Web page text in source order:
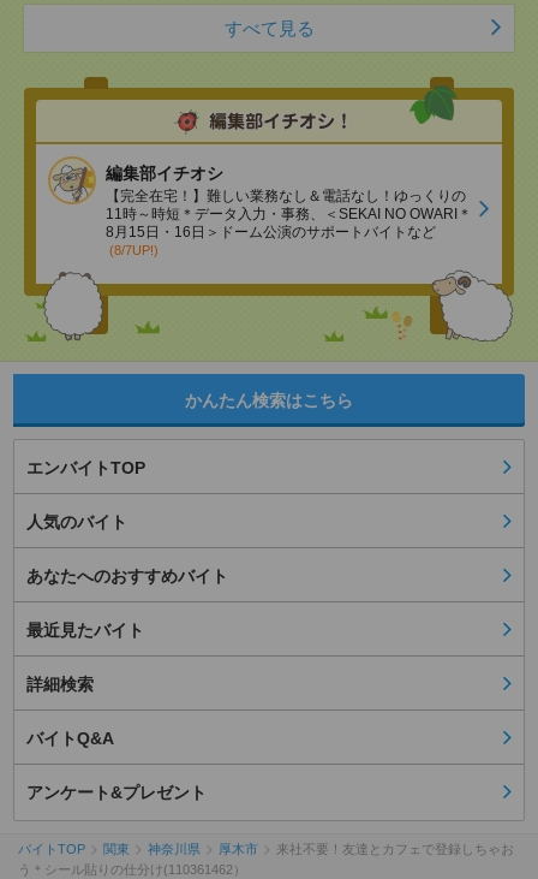
すべて見る
編集部イチオシ
【完全在宅！】難しい業務なし＆電話なし！ゆっくりの
11時～時短＊データ入力・事務、＜SEKAI NO OWARI＊
8月15日・16日＞ドーム公演のサポートバイトなど
(8/7UP!)
かんたん検索はこちら
エンバイトTOP
人気のバイト
あなたへのおすすめバイト
最近見たバイト
詳細検索
バイトQ&A
アンケート&プレゼント
バイトTOP 関東 神奈川県 厚木市
来社不要！友達とカフェで登録しちゃお
う＊シール貼りの仕分け(110361462）